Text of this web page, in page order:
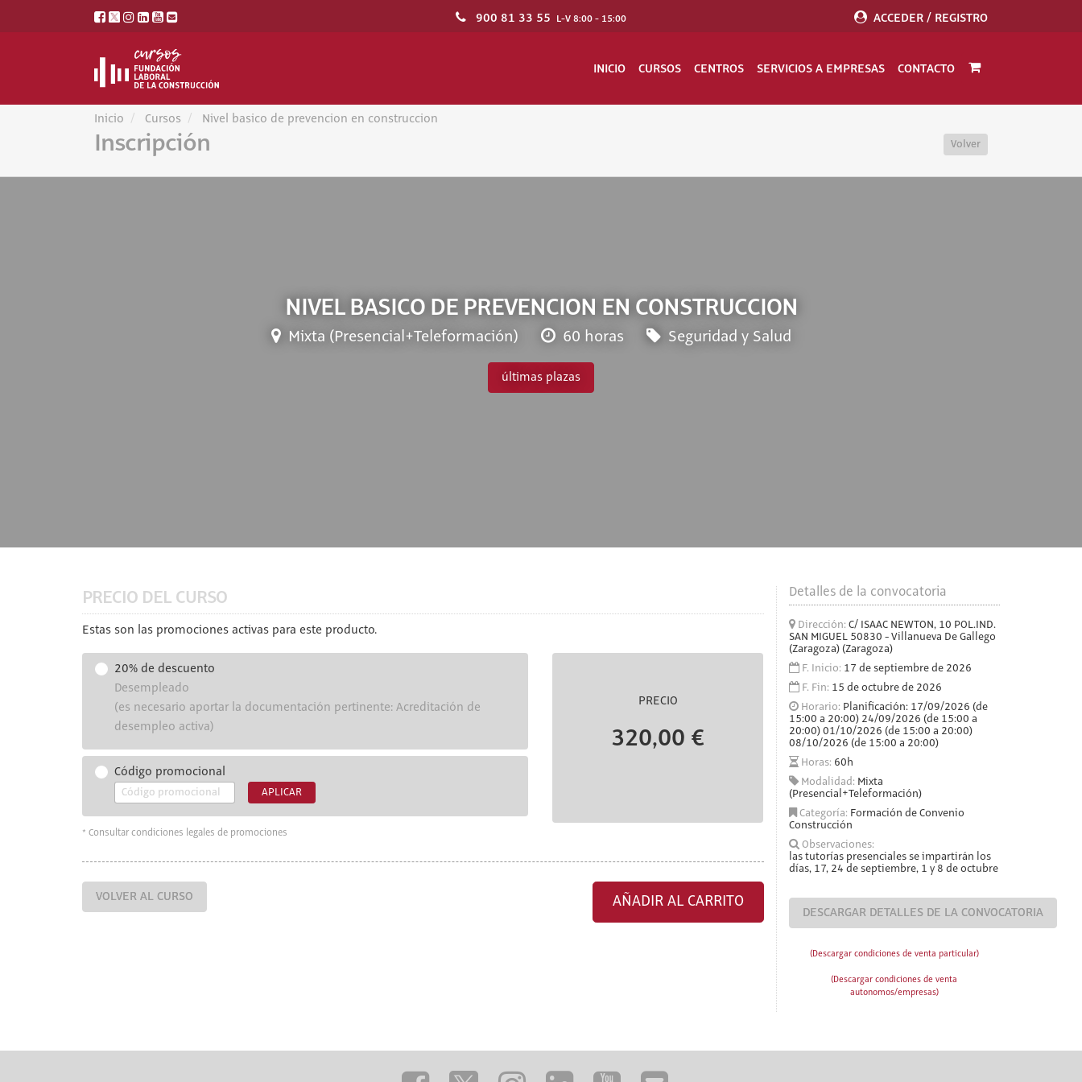
900 81 33 55 L-V 8:00 - 15:00 ACCEDER / REGISTRO
INICIO CURSOS CENTROS SERVICIOS A EMPRESAS CONTACTO
Inicio Cursos Nivel basico de prevencion en construccion
Inscripción Volver
NIVEL BASICO DE PREVENCION EN CONSTRUCCION
Mixta (Presencial+Teleformación) 60 horas Seguridad y Salud
últimas plazas
PRECIO DEL CURSO
Estas son las promociones activas para este producto.
20% de descuento
Desempleado
(es necesario aportar la documentación pertinente: Acreditación de
desempleo activa)
Código promocional
APLICAR
PRECIO
320,00 €
* Consultar condiciones legales de promociones
VOLVER AL CURSO AÑADIR AL CARRITO
Detalles de la convocatoria
Dirección: C/ ISAAC NEWTON, 10 POL.IND.
SAN MIGUEL 50830 - Villanueva De Gallego
(Zaragoza) (Zaragoza)
F. Inicio: 17 de septiembre de 2026
F. Fin: 15 de octubre de 2026
Horario: Planificación: 17/09/2026 (de
15:00 a 20:00) 24/09/2026 (de 15:00 a
20:00) 01/10/2026 (de 15:00 a 20:00)
08/10/2026 (de 15:00 a 20:00)
Horas: 60h
Modalidad: Mixta
(Presencial+Teleformación)
Categoría: Formación de Convenio
Construcción
Observaciones:
las tutorías presenciales se impartirán los
días, 17, 24 de septiembre, 1 y 8 de octubre
DESCARGAR DETALLES DE LA CONVOCATORIA
(Descargar condiciones de venta particular)
(Descargar condiciones de venta
autonomos/empresas)